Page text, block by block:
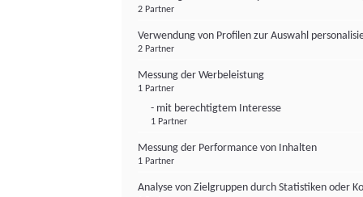
2 Partner
Verwendung von Profilen zur Auswahl
2 Partner
Messung der Werbeleistung
1 Partner
- mit berechtigtem Interesse
1 Partner
Messung der Performance von Inhalten
1 Partner
Analyse von Zielgruppen durch Statistiken oder